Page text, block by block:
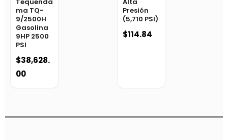
ma TQ-
9/2500H
Gasolina
9HP 2500
PSI
$38,628.
00
Presión
(5,710 PSI)
$114.84